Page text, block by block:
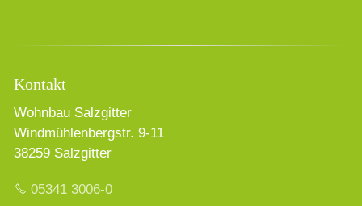
Kontakt
Wohnbau Salzgitter
Windmühlenbergstr. 9-11
38259 Salzgitter
05341 3006-0